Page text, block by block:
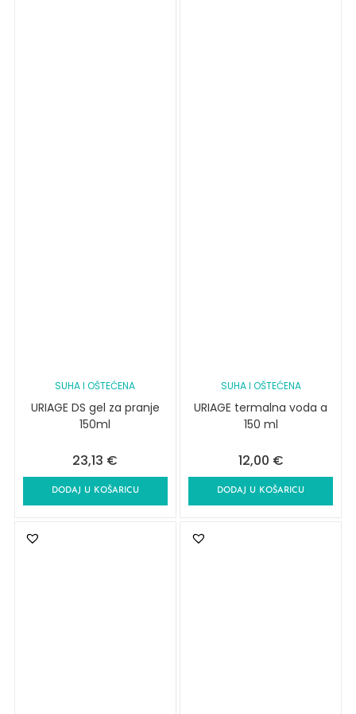
SUHA I OŠTEĆENA
URIAGE DS gel za pranje
150ml
23,13 €
DODAJ U KOŠARICU
SUHA I OŠTEĆENA
URIAGE termalna voda a
150 ml
12,00 €
DODAJ U KOŠARICU